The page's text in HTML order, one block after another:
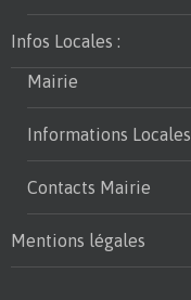
Infos Locales :
Mairie
Informations Locales
Contacts Mairie
Mentions légales